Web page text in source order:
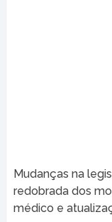
Mudanças na
redobrada dos
médico e